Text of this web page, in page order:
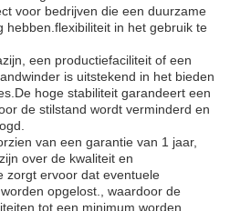
voor bedrijven die een duurzame
hebben.flexibiliteit in het gebruik te
een productiefaciliteit of een
is uitstekend in het bieden
hoge stabiliteit garandeert een
de stilstand wordt verminderd en
van een garantie van 1 jaar,
over de kwaliteit en
zorgt ervoor dat eventuele
opgelost., waardoor de
tot een minimum worden